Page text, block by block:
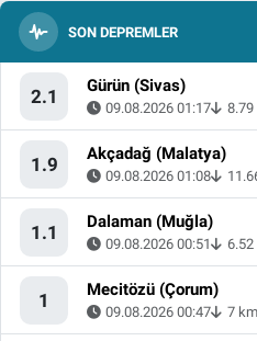
SON DEPREMLER
2.1 Gürün (Sivas)
09.08.2026 01:17 8.79
1.9 Akçadağ (Malatya)
09.08.2026 01:08
1.1 Dalaman (Muğla)
09.08.2026 00:51
1 Mecitözü (Çorum)
09.08.2026 00:47 7 km